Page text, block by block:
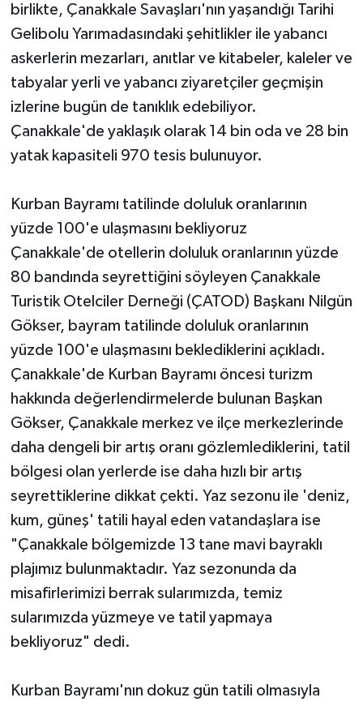
birlikte, Çanakkale Savaşları'nın yaşandığı Tarihi
Gelibolu Yarımadasındaki şehitlikler ile yabancı
askerlerin mezarları, anıtlar ve kitabeler, kaleler ve
tabyalar yerli ve yabancı ziyaretçiler geçmişin
izlerine bugün de tanıklık edebiliyor.
Çanakkale'de yaklaşık olarak 14 bin oda ve 28 bin
yatak kapasiteli 970 tesis bulunuyor.
Kurban Bayramı tatilinde doluluk oranlarının
yüzde 100'e ulaşmasını bekliyoruz
Çanakkale'de otellerin doluluk oranlarının yüzde
80 bandında seyrettiğini söyleyen Çanakkale
Turistik Otelciler Derneği (ÇATOD) Başkanı Nilgün
Gökser, bayram tatilinde doluluk oranlarının
yüzde 100'e ulaşmasını beklediklerini açıkladı.
Çanakkale'de Kurban Bayramı öncesi turizm
hakkında değerlendirmelerde bulunan Başkan
Gökser, Çanakkale merkez ve ilçe merkezlerinde
daha dengeli bir artış oranı gözlemlediklerini, tatil
bölgesi olan yerlerde ise daha hızlı bir artış
seyrettiklerine dikkat çekti. Yaz sezonu ile 'deniz,
kum, güneş' tatili hayal eden vatandaşlara ise
"Çanakkale bölgemizde 13 tane mavi bayraklı
plajımız bulunmaktadır. Yaz sezonunda da
misafirlerimizi berrak sularımızda, temiz
sularımızda yüzmeye ve tatil yapmaya
bekliyoruz" dedi.
Kurban Bayramı'nın dokuz gün tatili olmasıyla